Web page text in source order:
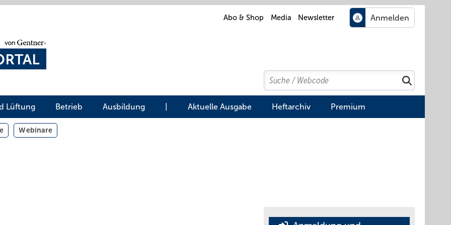
Abo & Shop Media Newsletter
Search
Suchen
Lüftung Betrieb Ausbildung Aktuelle Ausgabe Heftarchiv Premium
Webinare